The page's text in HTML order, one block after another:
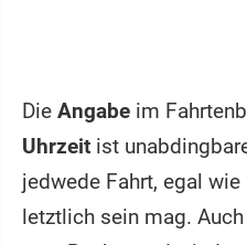
Die Angabe im
Uhrzeit ist
jedwede Fahrt, egal
letztlich sein mag.